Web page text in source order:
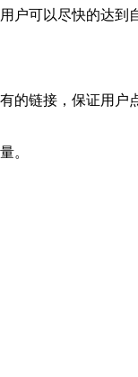
户可以尽快的达到
链接，保证用户
。